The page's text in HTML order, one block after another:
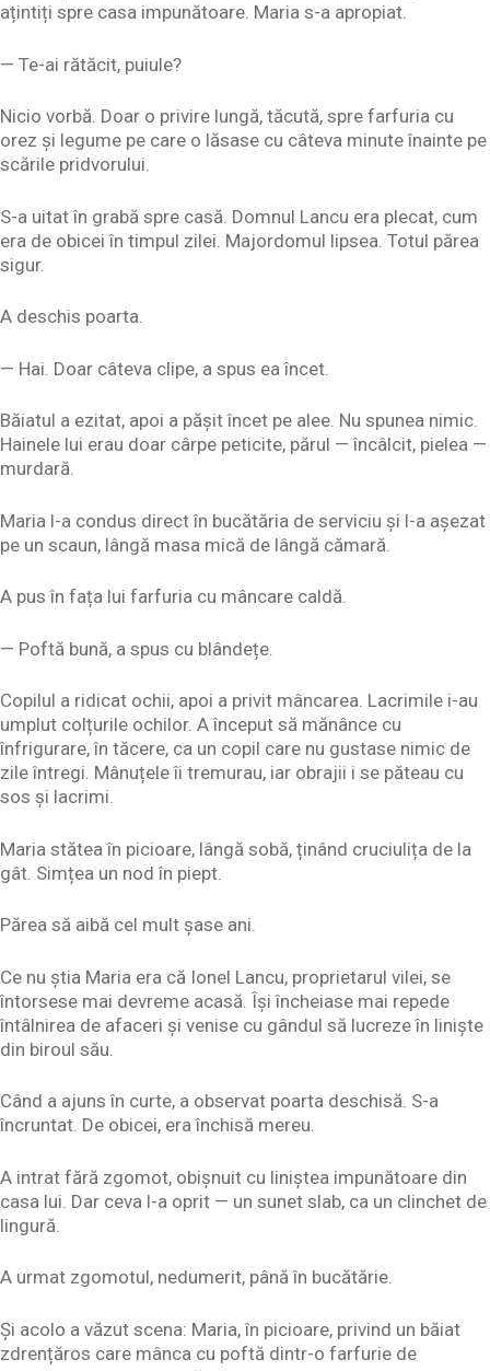
ațintiți spre casa impunătoare. Maria s-a apropiat.
— Te-ai rătăcit, puiule?
Nicio vorbă. Doar o privire lungă, tăcută, spre farfuria cu
orez și legume pe care o lăsase cu câteva minute înainte pe
scările pridvorului.
S-a uitat în grabă spre casă. Domnul Lancu era plecat, cum
era de obicei în timpul zilei. Majordomul lipsea. Totul părea
sigur.
A deschis poarta.
— Hai. Doar câteva clipe, a spus ea încet.
Băiatul a ezitat, apoi a pășit încet pe alee. Nu spunea nimic.
Hainele lui erau doar cârpe peticite, părul — încâlcit, pielea —
murdară.
Maria l-a condus direct în bucătăria de serviciu și l-a așezat
pe un scaun, lângă masa mică de lângă cămară.
A pus în fața lui farfuria cu mâncare caldă.
— Poftă bună, a spus cu blândețe.
Copilul a ridicat ochii, apoi a privit mâncarea. Lacrimile i-au
umplut colțurile ochilor. A început să mănânce cu
înfrigurare, în tăcere, ca un copil care nu gustase nimic de
zile întregi. Mânuțele îi tremurau, iar obrajii i se păteau cu
sos și lacrimi.
Maria stătea în picioare, lângă sobă, ținând cruciulița de la
gât. Simțea un nod în piept.
Părea să aibă cel mult șase ani.
Ce nu știa Maria era că Ionel Lancu, proprietarul vilei, se
întorsese mai devreme acasă. Își încheiase mai repede
întâlnirea de afaceri și venise cu gândul să lucreze în liniște
din biroul său.
Când a ajuns în curte, a observat poarta deschisă. S-a
încruntat. De obicei, era închisă mereu.
A intrat fără zgomot, obișnuit cu liniștea impunătoare din
casa lui. Dar ceva l-a oprit — un sunet slab, ca un clinchet de
lingură.
A urmat zgomotul, nedumerit, până în bucătărie.
Și acolo a văzut scena: Maria, în picioare, privind un băiat
zdrențăros care mânca cu poftă dintr-o farfurie de